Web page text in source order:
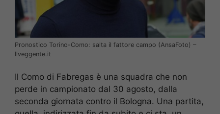
Pronostico Torino-Como: salta il fattore campo (AnsaFoto) –
Ilveggente.it
Il Como di Fabregas è una squadra che non
perde in campionato dal 30 agosto, dalla
seconda giornata contro il Bologna. Una partita,